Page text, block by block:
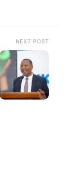
NEXT POST